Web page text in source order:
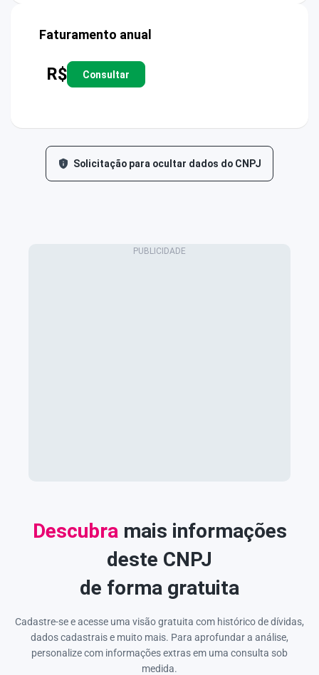
Faturamento anual
R$ Consultar
Solicitação para ocultar dados do CNPJ
Descubra mais informações
deste CNPJ
de forma gratuita
Cadastre-se e acesse uma visão gratuita com histórico de dívidas,
dados cadastrais e muito mais. Para aprofundar a análise,
personalize com informações extras em uma consulta sob
medida.